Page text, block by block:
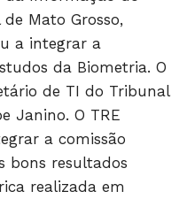
Mato Grosso,
a integrar a
da Biometria. O
de TI do Tribunal
Janino. O TRE
a comissão
bons resultados
realizada em